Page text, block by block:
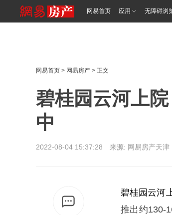
网易首页 应用 无障碍浏
网易首页 > 网易房产 > 正文
碧桂园云河上
中
2022-08-04 15:37:28 来源: 网易房产天津
碧桂园云河
推出约130-